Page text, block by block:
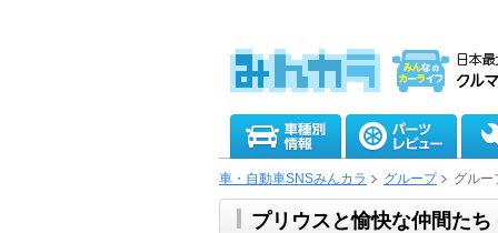
車・自動車SNSみんカラ グループ グルー
プリウスと愉快な仲間た